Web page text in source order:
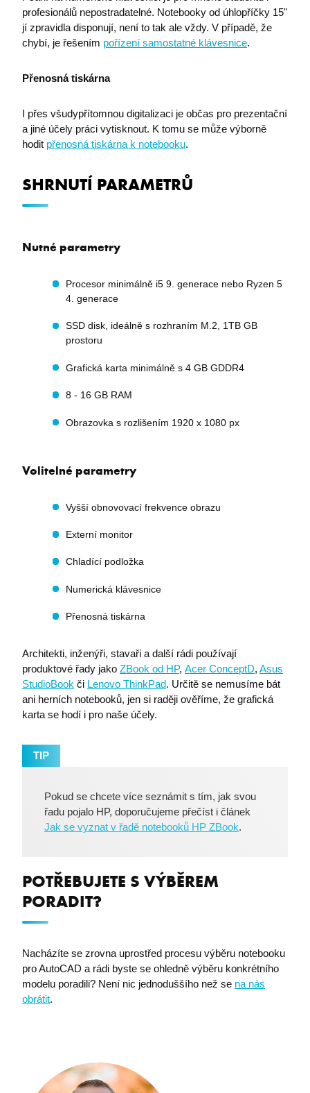
profesionálů nepostradatelné. Notebooky od úhlopříčky 15"
jí zpravidla disponují, není to tak ale vždy. V případě, že
chybí, je řešením pořízení samostatné klávesnice.
Přenosná tiskárna
I přes všudypřítomnou digitalizaci je občas pro prezentační
a jiné účely práci vytisknout. K tomu se může výborně
hodit přenosná tiskárna k notebooku.
SHRNUTÍ PARAMETRŮ
Nutné parametry
Procesor minimálně i5 9. generace nebo Ryzen 5
4. generace
SSD disk, ideálně s rozhraním M.2, 1TB GB
prostoru
Grafická karta minimálně s 4 GB GDDR4
8 - 16 GB RAM
Obrazovka s rozlišením 1920 x 1080 px
Volitelné parametry
Vyšší obnovovací frekvence obrazu
Externí monitor
Chladící podložka
Numerická klávesnice
Přenosná tiskárna
Architekti, inženýři, stavaři a další rádi používají
produktové řady jako ZBook od HP, Acer ConceptD, Asus
StudioBook či Lenovo ThinkPad. Určitě se nemusíme bát
ani herních notebooků, jen si raději ověříme, že grafická
karta se hodí i pro naše účely.
TIP
Pokud se chcete více seznámit s tím, jak svou
řadu pojalo HP, doporučujeme přečíst i článek
Jak se vyznat v řadě notebooků HP ZBook.
POTŘEBUJETE S VÝBĚREM
PORADIT?
Nacházíte se zrovna uprostřed procesu výběru notebooku
pro AutoCAD a rádi byste se ohledně výběru konkrétního
modelu poradili? Není nic jednoduššího než se na nás
obrátit.
I6COMMANDET eshop.premocz.eu
I6BASKETPRICE
I6BASKETCOUNT eshop.premocz.eu
ASPSESSIONID eshop.premocz.eu
sptsubtree eshop.premocz.eu
sptnavigator eshop.premocz.eu
I6_COMPARE eshop.premocz.eu
ASPSESSIONIDCWQCQCRS